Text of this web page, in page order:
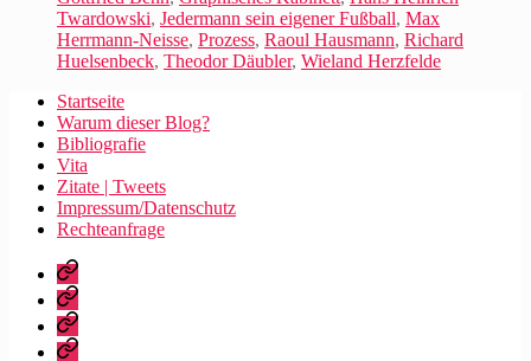
Twardowski, Jedermann sein eigener Fußball, Max
Herrmann-Neisse, Prozess, Raoul Hausmann, Richard
Huelsenbeck, Theodor Däubler, Wieland Herzfelde
Startseite
Warum dieser Blog?
Bibliografie
Vita
Zitate | Tweets
Impressum/Datenschutz
Rechteanfrage
Startseite
Warum
dieser
Blog?
Bibliografie
Vita